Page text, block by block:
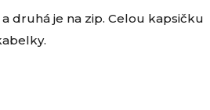
druhá je na zip. Celou kapsičku